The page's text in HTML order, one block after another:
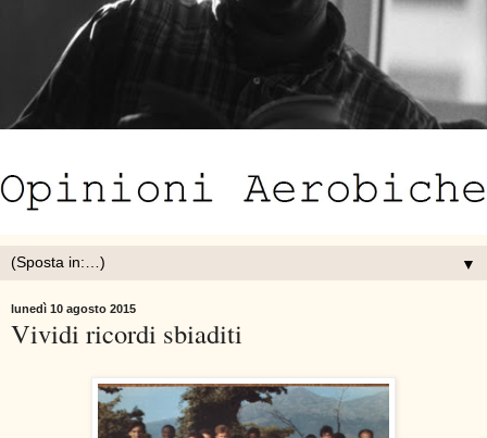
▼
lunedì 10 agosto 2015
Vividi ricordi sbiaditi